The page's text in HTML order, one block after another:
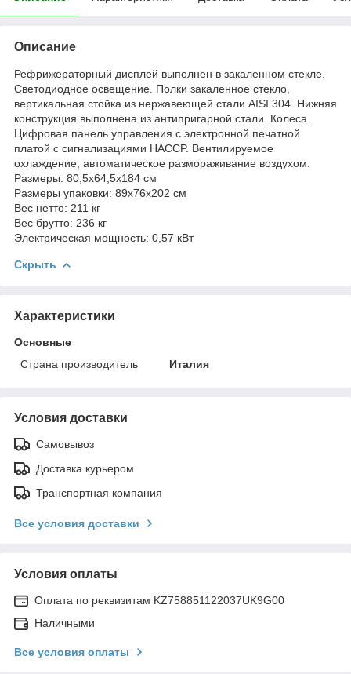
Описание
Рефрижераторный дисплей выполнен в закаленном стекле.
Светодиодное освещение. Полки закаленное стекло,
вертикальная стойка из нержавеющей стали AISI 304. Нижняя
конструкция выполнена из антипригарной стали. Колеса.
Цифровая панель управления с электронной печатной
платой с сигнализациями HACCP. Вентилируемое
охлаждение, автоматическое размораживание воздухом.
Размеры: 80,5x64,5x184 см
Размеры упаковки: 89x76x202 см
Вес нетто: 211 кг
Вес брутто: 236 кг
Электрическая мощность: 0,57 кВт
Скрыть
Характеристики
Основные
Страна производитель
Италия
Условия доставки
Самовывоз
Доставка курьером
Транспортная компания
Все условия доставки
Условия оплаты
Оплата по реквизитам KZ758851122037UK9G00
Наличными
Все условия оплаты